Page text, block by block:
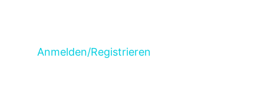
Anmelden/Registrieren